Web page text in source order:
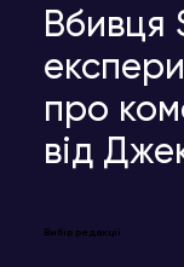
Вбивця
про
від
Вибір редакції